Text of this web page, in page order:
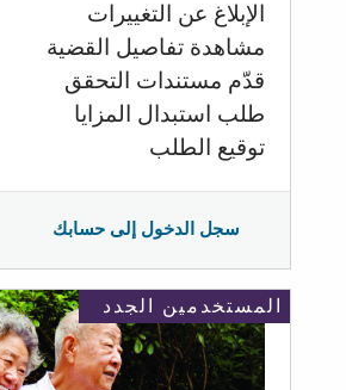
الإبلاغ عن التغييرات
مشاهدة تفاصيل القضية
قدّم مستندات التحقق
طلب استبدال المزايا
توقيع الطلب
سجل الدخول إلى حسابك
المستخدمين الجدد